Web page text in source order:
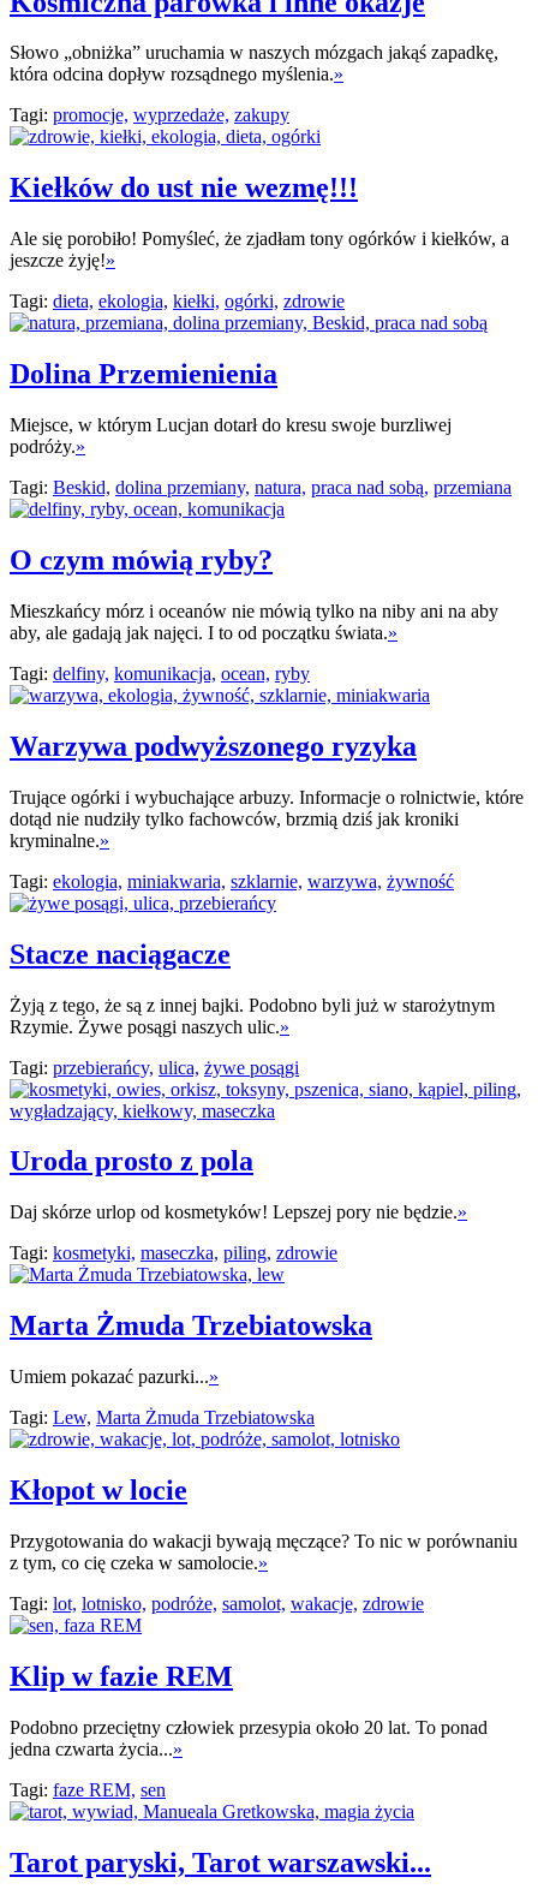
Słowo „obniżka” uruchamia w naszych mózgach jakąś zapadkę,
która odcina dopływ rozsądnego myślenia.»
Tagi: promocje, wyprzedaże, zakupy
Kiełków do ust nie wezmę!!!
Ale się porobiło! Pomyśleć, że zjadłam tony ogórków i kiełków, a
jeszcze żyję!»
Tagi: dieta, ekologia, kiełki, ogórki, zdrowie
Dolina Przemienienia
Miejsce, w którym Lucjan dotarł do kresu swoje burzliwej
podróży.»
Tagi: Beskid, dolina przemiany, natura, praca nad sobą, przemiana
O czym mówią ryby?
Mieszkańcy mórz i oceanów nie mówią tylko na niby ani na aby
aby, ale gadają jak najęci. I to od początku świata.»
Tagi: delfiny, komunikacja, ocean, ryby
Warzywa podwyższonego ryzyka
Trujące ogórki i wybuchające arbuzy. Informacje o rolnictwie, które
dotąd nie nudziły tylko fachowców, brzmią dziś jak kroniki
kryminalne.»
Tagi: ekologia, miniakwaria, szklarnie, warzywa, żywność
Stacze naciągacze
Żyją z tego, że są z innej bajki. Podobno byli już w starożytnym
Rzymie. Żywe posągi naszych ulic.»
Tagi: przebierańcy, ulica, żywe posągi
Uroda prosto z pola
Daj skórze urlop od kosmetyków! Lepszej pory nie będzie.»
Tagi: kosmetyki, maseczka, piling, zdrowie
Marta Żmuda Trzebiatowska
Umiem pokazać pazurki...»
Tagi: Lew, Marta Żmuda Trzebiatowska
Kłopot w locie
Przygotowania do wakacji bywają męczące? To nic w porównaniu
z tym, co cię czeka w samolocie.»
Tagi: lot, lotnisko, podróże, samolot, wakacje, zdrowie
Klip w fazie REM
Podobno przeciętny człowiek przesypia około 20 lat. To ponad
jedna czwarta życia...»
Tagi: faze REM, sen
Tarot paryski, Tarot warszawski...